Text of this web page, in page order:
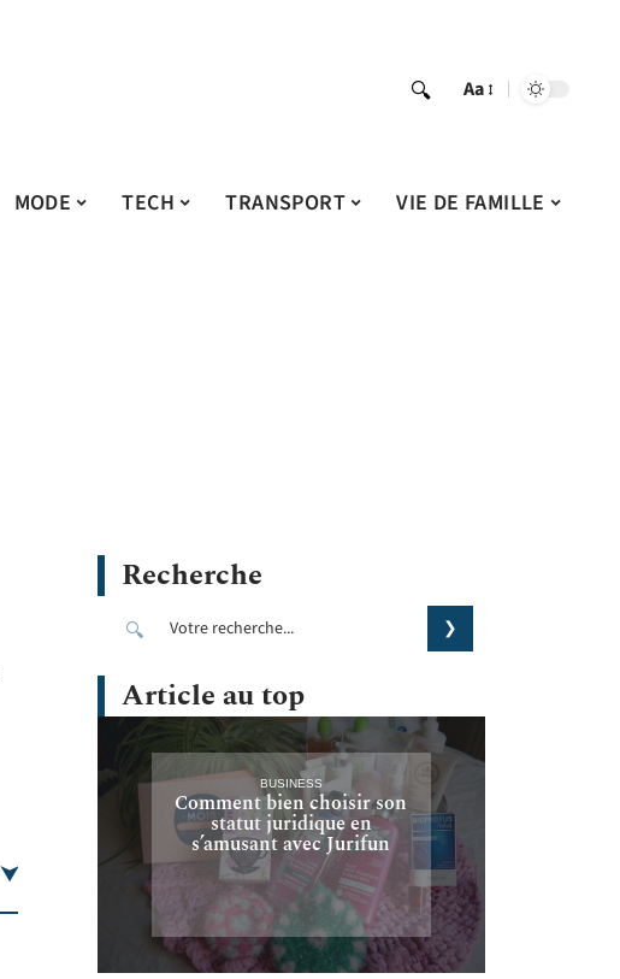
Aa
MODE TECH TRANSPORT VIE DE FAMILLE
Recherche
Article au top
BUSINESS
Comment bien choisir son
statut juridique en
s’amusant avec Jurifun